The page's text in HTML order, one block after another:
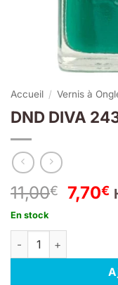
Accueil / Vernis à
DND DIVA
11,00€
Le
prix
7,70€
En stock
quantité de DND